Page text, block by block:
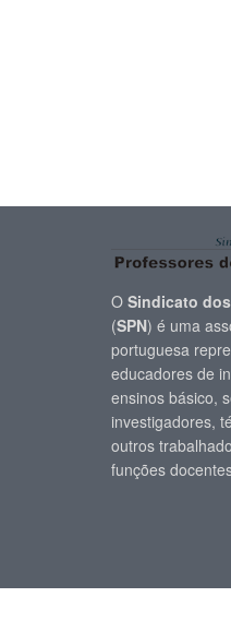
O Sindicato
(SPN) é uma
portuguesa
educadores de
ensinos básico,
investigadores,
outros
funções